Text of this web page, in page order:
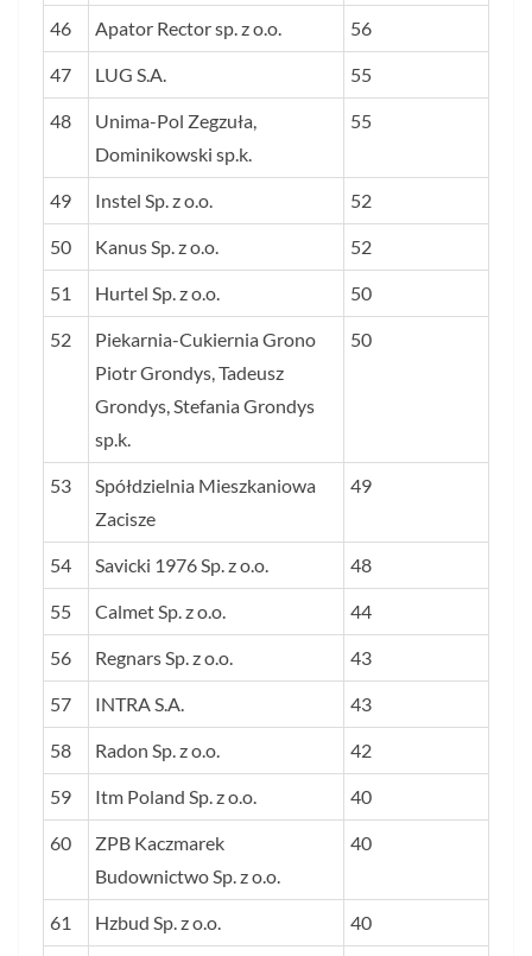
46 Apator Rector sp. z o.o. 56
47 LUG S.A. 55
48
Unima-Pol Zegzuła,
Dominikowski sp.k.
55
49 Instel Sp. z o.o. 52
50 Kanus Sp. z o.o. 52
51 Hurtel Sp. z o.o. 50
52
Piekarnia-Cukiernia Grono
Piotr Grondys, Tadeusz
Grondys, Stefania Grondys
sp.k.
50
53
Spółdzielnia Mieszkaniowa
Zacisze
49
54 Savicki 1976 Sp. z o.o. 48
55 Calmet Sp. z o.o. 44
56 Regnars Sp. z o.o. 43
57 INTRA S.A. 43
58 Radon Sp. z o.o. 42
59 Itm Poland Sp. z o.o. 40
60
ZPB Kaczmarek
Budownictwo Sp. z o.o.
40
61 Hzbud Sp. z o.o. 40